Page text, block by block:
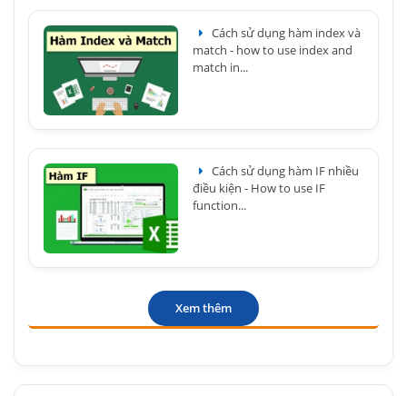
Cách sử dụng hàm index và
match - how to use index and
match in...
Cách sử dụng hàm IF nhiều
điều kiện - How to use IF
function...
Xem thêm